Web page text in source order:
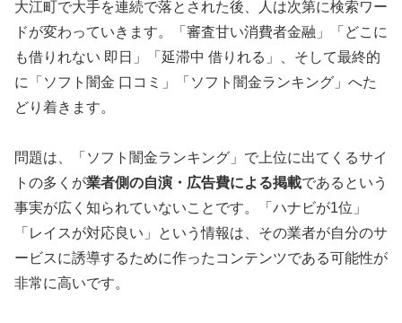
大江町で大手を連続で落とされた後、人は次第に検索ワー
ドが変わっていきます。「審査甘い消費者金融」「どこに
も借りれない 即日」「延滞中 借りれる」、そして最終的
に「ソフト闇金 口コミ」「ソフト闇金ランキング」へた
どり着きます。
問題は、「ソフト闇金ランキング」で上位に出てくるサイ
トの多くが業者側の自演・広告費による掲載であるという
事実が広く知られていないことです。「ハナビが1位」
「レイスが対応良い」という情報は、その業者が自分のサ
ービスに誘導するために作ったコンテンツである可能性が
非常に高いです。